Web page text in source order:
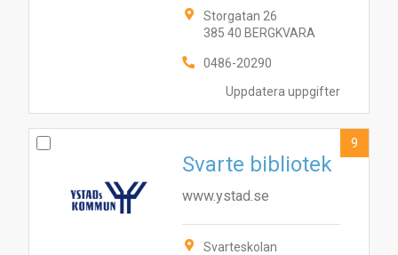
Uppdatera uppgifter
Storgatan 26
385 40 BERGKVARA
0486-20290
Svarte bibliotek
www.ystad.se
Svarteskolan
9